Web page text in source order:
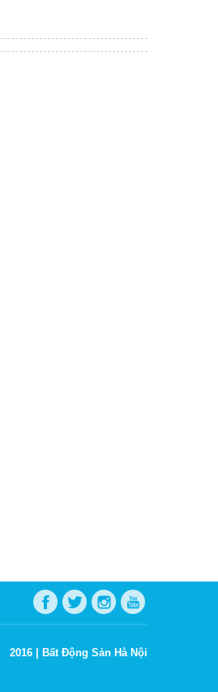
2016 | Bất Động Sản Hà Nội